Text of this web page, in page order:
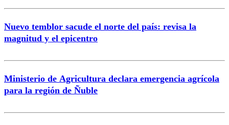
Nuevo temblor sacude el norte del país: revisa la
magnitud y el epicentro
Ministerio de Agricultura declara emergencia agrícola
para la región de Ñuble